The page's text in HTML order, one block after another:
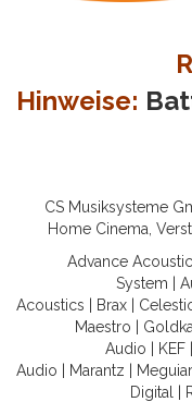
Hinweise:
CS Musiksysteme
Home Cinema,
Advance Acoustic
System
Acoustics
Brax
Maestro
Audio
KEF|
Audio
Marantz
Digital